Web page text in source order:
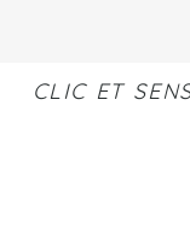
CLIC ET